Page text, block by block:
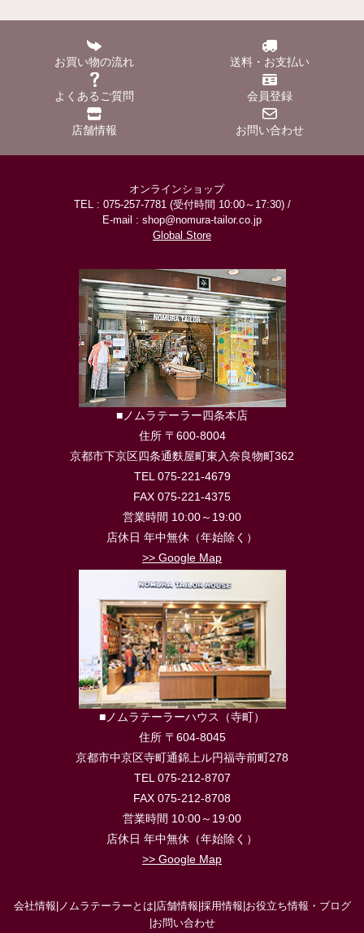
お買い物の流れ 送料・お支払い
よくあるご質問 会員登録
店舗情報 お問い合わせ
オンラインショップ
TEL : 075-257-7781 (受付時間 10:00～17:30) /
E-mail : shop@nomura-tailor.co.jp
Global Store
■ノムラテーラー四条本店
住所 〒600-8004
京都市下京区四条通麩屋町東入奈良物町362
TEL 075-221-4679
FAX 075-221-4375
営業時間 10:00～19:00
店休日 年中無休（年始除く）
>> Google Map
■ノムラテーラーハウス（寺町）
住所 〒604-8045
京都市中京区寺町通錦上ル円福寺前町278
TEL 075-212-8707
FAX 075-212-8708
営業時間 10:00～19:00
店休日 年中無休（年始除く）
>> Google Map
会社情報 ノムラテーラーとは 店舗情報 採用情報 お役立ち情報・ブログ
お問い合わせ